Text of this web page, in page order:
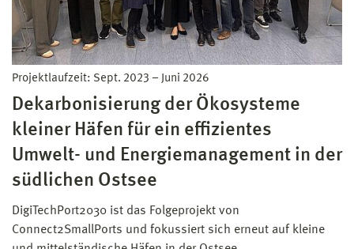
Projektlaufzeit: Sept. 2023 – Juni 2026
Dekarbonisierung der Ökosysteme
kleiner Häfen für ein effizientes
Umwelt- und Energiemanagement in der
südlichen Ostsee
DigiTechPort2030 ist das Folgeprojekt von
Connect2SmallPorts und fokussiert sich erneut auf kleine